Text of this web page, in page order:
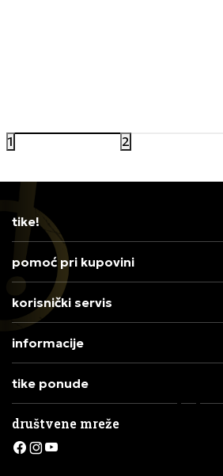
1 2
tike!
pomoć pri kupovini
korisnički servis
informacije
tike ponude
društvene mreže